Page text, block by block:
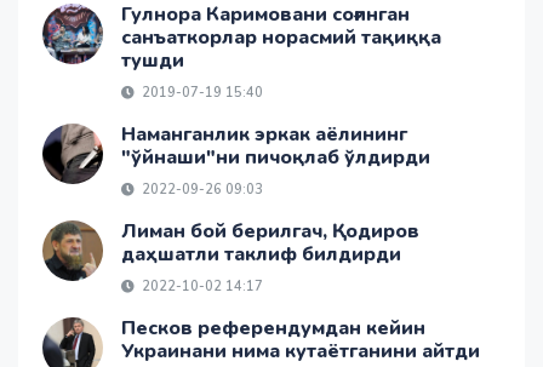
Гулнора Каримовани соғинган
санъаткорлар норасмий тақиққа
тушди
2019-07-19 15:40
Наманганлик эркак аёлининг
"ўйнаши"ни пичоқлаб ўлдирди
2022-09-26 09:03
Лиман бой берилгач, Қодиров
даҳшатли таклиф билдирди
2022-10-02 14:17
Песков референдумдан кейин
Украинани нима кутаётганини айтди